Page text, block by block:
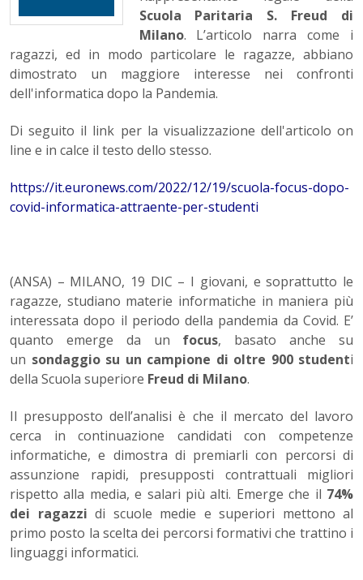
Scuola Paritaria S. Freud di
Milano. L’articolo narra come i
ragazzi, ed in modo particolare le ragazze, abbiano
dimostrato un maggiore interesse nei confronti
dell'informatica dopo la Pandemia.
Di seguito il link per la visualizzazione dell'articolo on
line e in calce il testo dello stesso.
https://it.euronews.com/2022/12/19/scuola-focus-dopo-
covid-informatica-attraente-per-studenti
(ANSA) – MILANO, 19 DIC – I giovani, e soprattutto le
ragazze, studiano materie informatiche in maniera più
interessata dopo il periodo della pandemia da Covid. E’
quanto emerge da un focus, basato anche su
un sondaggio su un campione di oltre 900 studenti
della Scuola superiore Freud di Milano.
Il presupposto dell’analisi è che il mercato del lavoro
cerca in continuazione candidati con competenze
informatiche, e dimostra di premiarli con percorsi di
assunzione rapidi, presupposti contrattuali migliori
rispetto alla media, e salari più alti. Emerge che il 74%
dei ragazzi di scuole medie e superiori mettono al
primo posto la scelta dei percorsi formativi che trattino i
linguaggi informatici.